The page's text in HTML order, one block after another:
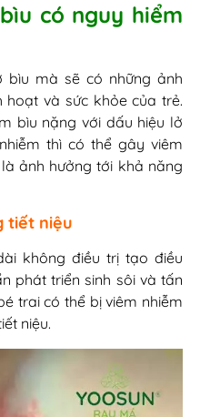
có nguy hiểm
mà sẽ có những ảnh
hoạt và sức khỏe của trẻ.
bìu nặng với dấu hiệu lở
thì có thể gây viêm
ảnh hưởng tới khả năng
tiết niệu
không điều trị tạo điều
phát triển sinh sôi và tấn
trai có thể bị viêm nhiễm
niệu.